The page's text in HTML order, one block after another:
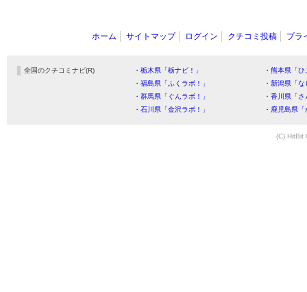
ホーム サイトマップ ログイン クチコミ投稿 プラ
全国のクチコミナビ(R) ・栃木県「栃ナビ！」
・熊本県「
・福島県「ふくラボ！」
・新潟県「
・群馬県「ぐんラボ！」
・香川県「
・石川県「金沢ラボ！」
・鹿児島県
(C) HitBit